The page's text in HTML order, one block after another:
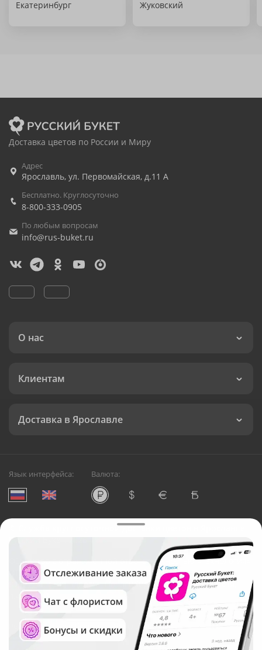
Екатеринбург Жуковский
Доставка цветов по России и Миру
Адрес
Ярославль, ул. Первомайская, д.11 А
Бесплатно. Круглосуточно
8-800-333-0905
По любым вопросам
info@rus-buket.ru
О нас
Клиентам
Доставка в Ярославле
Язык интерфейса: Валюта:
Служба круглосуточной доставки цветов в Ярославле
Русский Букет, 2026
Общество с ограниченной ответственностью «Технология»
ОГРН: 1195476081745, ИНН: 5410081997
Юридический адрес: г. Новосибирск, ул. Ипподромская,
д.42, оф. 3
Рейтинг Русского букета в г. Ярославль